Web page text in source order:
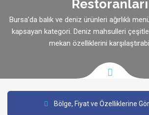
Restoranları
Bursa’da balık ve deniz ürünleri ağırlıklı
kapsayan kategori. Deniz mahsulleri
mekan özelliklerini
Bölge, Fiyat ve Özelliklerine